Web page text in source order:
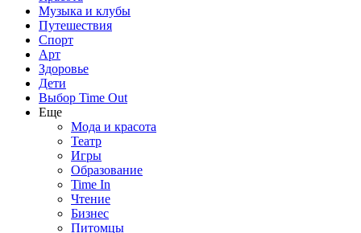
Музыка и клубы
Путешествия
Спорт
Арт
Здоровье
Дети
Выбор Time Out
Еще
Мода и красота
Театр
Игры
Образование
Time In
Чтение
Бизнес
Питомцы